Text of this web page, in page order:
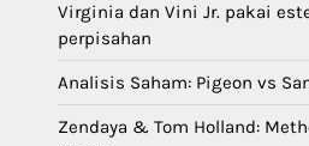
Virginia dan Vini Jr. pakai
perpisahan
Analisis Saham: Pigeon vs
Zendaya & Tom Holland: